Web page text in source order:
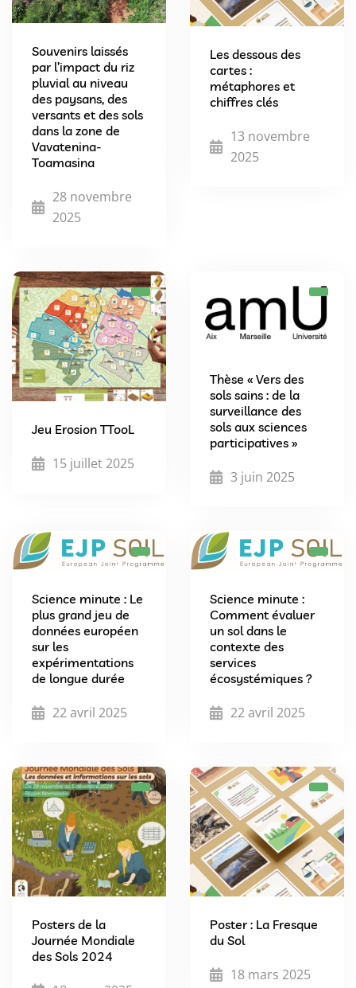
Souvenirs laissés
par l’impact du riz
pluvial au niveau
des paysans, des
versants et des sols
dans la zone de
Vavatenina-
Toamasina
28 novembre
2025
Les dessous des
cartes :
métaphores et
chiffres clés
13 novembre
2025
Jeu Erosion TTooL
15 juillet 2025
Thèse « Vers des
sols sains : de la
surveillance des
sols aux sciences
participatives »
3 juin 2025
Science minute : Le
plus grand jeu de
données européen
sur les
expérimentations
de longue durée
22 avril 2025
Science minute :
Comment évaluer
un sol dans le
contexte des
services
écosystémiques ?
22 avril 2025
Posters de la
Journée Mondiale
des Sols 2024
Poster : La Fresque
du Sol
18 mars 2025